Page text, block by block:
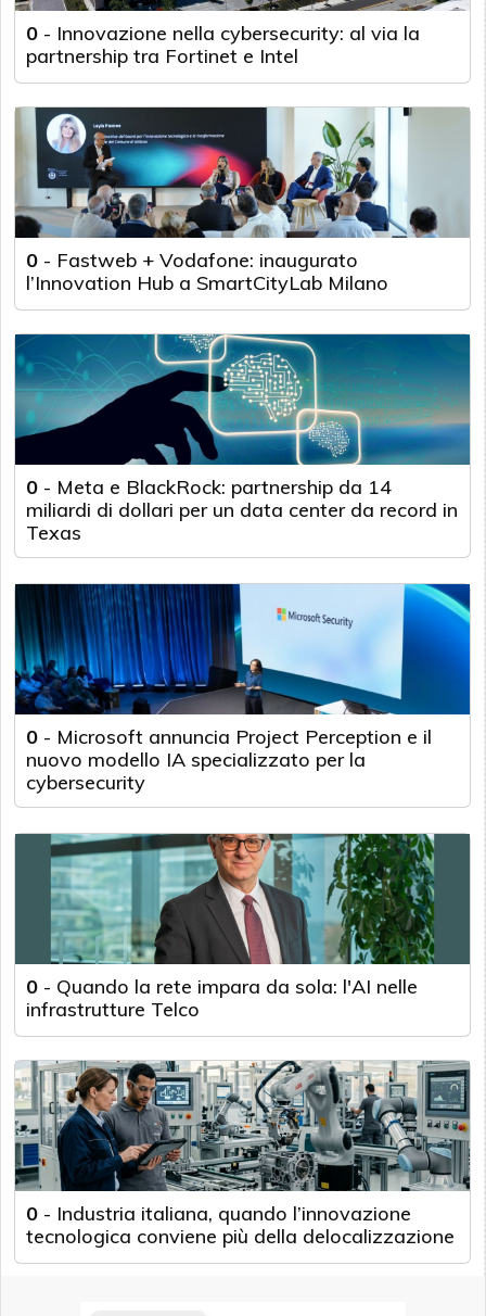
0 - Innovazione nella cybersecurity: al via la
partnership tra Fortinet e Intel
0 - Fastweb + Vodafone: inaugurato
l’Innovation Hub a SmartCityLab Milano
0 - Meta e BlackRock: partnership da 14
miliardi di dollari per un data center da record in
Texas
0 - Microsoft annuncia Project Perception e il
nuovo modello IA specializzato per la
cybersecurity
0 - Quando la rete impara da sola: l'AI nelle
infrastrutture Telco
0 - Industria italiana, quando l’innovazione
tecnologica conviene più della delocalizzazione